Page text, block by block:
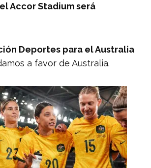
Accor Stadium será
Deportes para el Australia
a favor de Australia.